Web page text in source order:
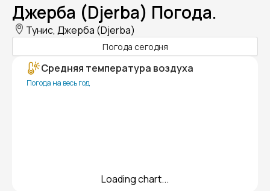
Джерба (Djerba) Погода.
Тунис, Джерба (Djerba)
Погода сегодня
Средняя температура воздуха
Погода на весь год
Loading chart...